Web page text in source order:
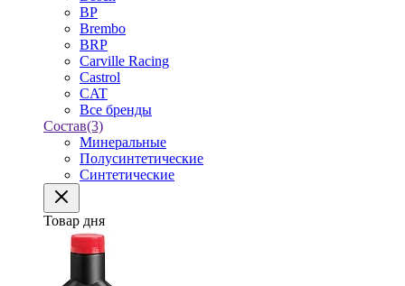
BP
Brembo
BRP
Carville Racing
Castrol
CAT
Все бренды
Состав(3)
Минеральные
Полусинтетические
Синтетические
Товар дня